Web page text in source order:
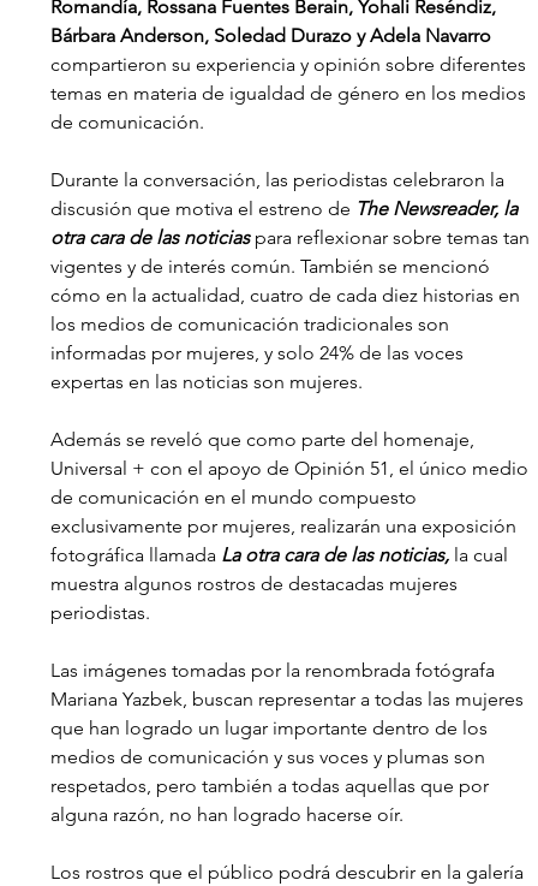
Romandía, Rossana Fuentes Berain, Yohali Reséndiz,
Bárbara Anderson, Soledad Durazo y Adela Navarro
compartieron su experiencia y opinión sobre diferentes
temas en materia de igualdad de género en los medios
de comunicación.
Durante la conversación, las periodistas celebraron la
discusión que motiva el estreno de The Newsreader, la
otra cara de las noticias para reflexionar sobre temas tan
vigentes y de interés común. También se mencionó
cómo en la actualidad, cuatro de cada diez historias en
los medios de comunicación tradicionales son
informadas por mujeres, y solo 24% de las voces
expertas en las noticias son mujeres.
Además se reveló que como parte del homenaje,
Universal + con el apoyo de Opinión 51, el único medio
de comunicación en el mundo compuesto
exclusivamente por mujeres, realizarán una exposición
fotográfica llamada La otra cara de las noticias, la cual
muestra algunos rostros de destacadas mujeres
periodistas.
Las imágenes tomadas por la renombrada fotógrafa
Mariana Yazbek, buscan representar a todas las mujeres
que han logrado un lugar importante dentro de los
medios de comunicación y sus voces y plumas son
respetados, pero también a todas aquellas que por
alguna razón, no han logrado hacerse oír.
Los rostros que el público podrá descubrir en la galería